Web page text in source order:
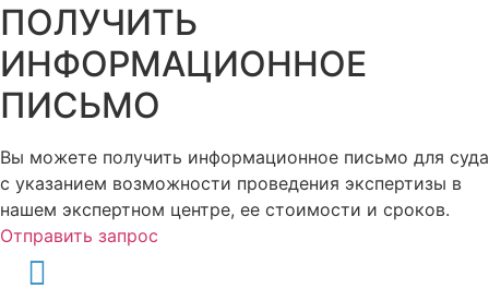
ПОЛУЧИТЬ
ИНФОРМАЦИОННОЕ
ПИСЬМО
Вы можете получить информационное письмо для суда
с указанием возможности проведения экспертизы в
нашем экспертном центре, ее стоимости и сроков.
Отправить запрос